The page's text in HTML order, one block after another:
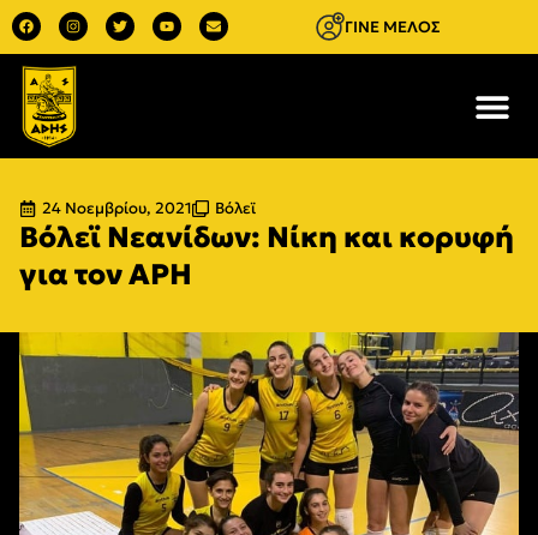
ΓΙΝΕ ΜΕΛΟΣ
24 Νοεμβρίου, 2021 Βόλεϊ
Βόλεϊ Νεανίδων: Νίκη και κορυφή
για τον ΑΡΗ